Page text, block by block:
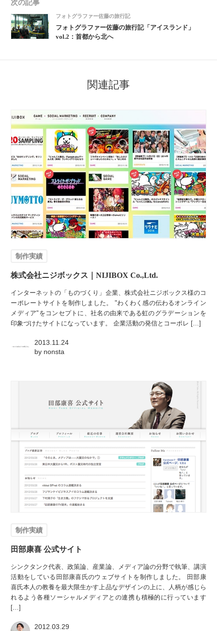
次の記事
フォトグラファー佐藤の旅行記
フォトグラファー佐藤の旅行記「アイスランド」
vol.2：首都から北へ
関連記事
制作実績
株式会社ニジボックス｜NIJIBOX Co.,Ltd.
インターネットの「ものづくり」企業、株式会社ニジボックス様のコ
ーポレートサイトを制作しました。 "わくわく感の伝わるオンライン
メディア"をコンセプトに、社名の由来である虹のグラデーションを
印象づけたサイトになっています。 企業活動の発信とコーポレ […]
2013.11.24
by nonsta
制作実績
田部康喜 公式サイト
シンクタンク代表、政策論、産業論、メディア論の分野で執筆、講演
活動をしている田部康喜氏のウェブサイトを制作しました。 田部康
喜氏本人の教養を最大限生かす上品なデザインの上に、人柄が感じら
れるよう各種ソーシャルメディアとの連携も積極的に行っています
[…]
2012.03.29